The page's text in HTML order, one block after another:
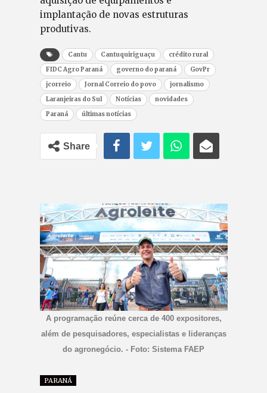
implantação de novas estruturas
produtivas.
Cantu Cantuquiriguaçu
crédito rural
FIDC Agro Paraná
governo do paraná
GovPr
jcorreio
Jornal Correio do povo
jornalismo
Laranjeiras do Sul
Notícias
novidades
Paraná
últimas notícias
Share
A programação reúne cerca de 400 expositores,
além de pesquisadores, especialistas e lideranças
do agronegócio. - Foto: Sistema FAEP
PARANÁ